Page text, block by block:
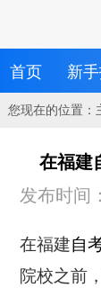
首页 新
您现在的位置：
在福建
发布时间
在福建自
院校之前